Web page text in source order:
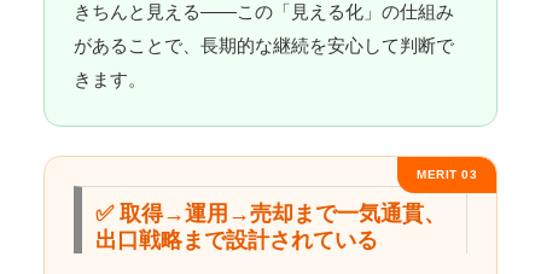
きちんと見える——この「見える化」の仕組み
があることで、長期的な継続を安心して判断で
きます。
MERIT 03
✅ 取得→運用→売却まで一気通貫、
出口戦略まで設計されている